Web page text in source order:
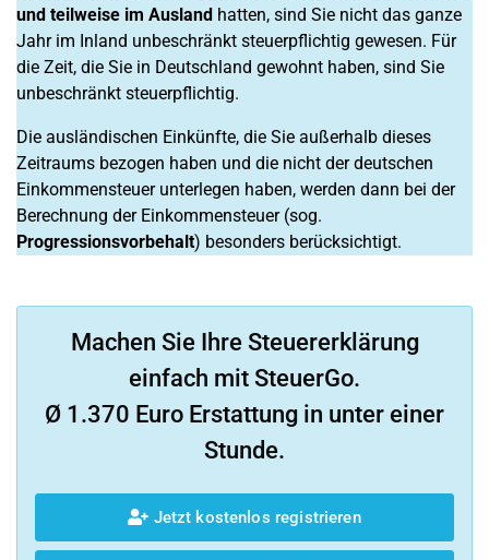
und teilweise im Ausland hatten, sind Sie nicht das ganze
Jahr im Inland unbeschränkt steuerpflichtig gewesen. Für
die Zeit, die Sie in Deutschland gewohnt haben, sind Sie
unbeschränkt steuerpflichtig.
Die ausländischen Einkünfte, die Sie außerhalb dieses
Zeitraums bezogen haben und die nicht der deutschen
Einkommensteuer unterlegen haben, werden dann bei der
Berechnung der Einkommensteuer (sog.
Progressionsvorbehalt) besonders berücksichtigt.
Machen Sie Ihre Steuererklärung
einfach mit SteuerGo.
Ø 1.370 Euro Erstattung in unter einer
Stunde.
Jetzt kostenlos registrieren